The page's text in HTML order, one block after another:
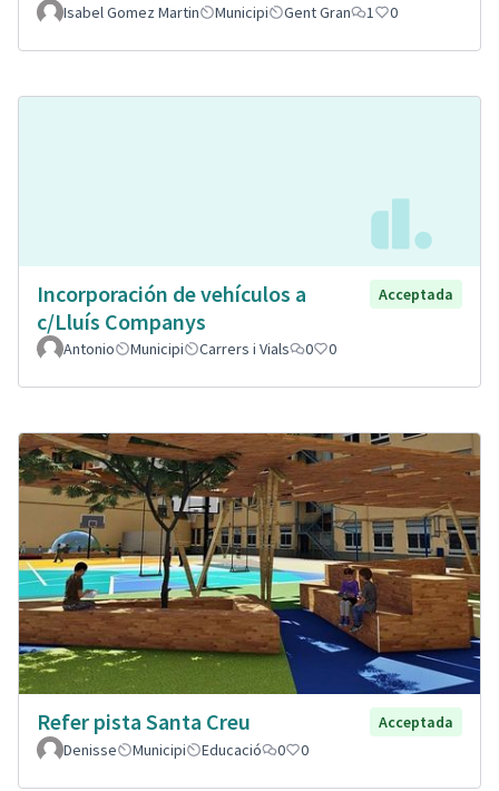
Isabel Gomez Martin Municipi Gent Gran 1 0
Incorporación de vehículos a
c/Lluís Companys
Acceptada
Antonio Municipi Carrers i Vials 0 0
Refer pista Santa Creu
Acceptada
Denisse
Municipi Educació 0 0